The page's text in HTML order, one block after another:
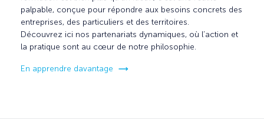
palpable, conçue pour répondre aux besoins concrets des
entreprises, des particuliers et des territoires.
Découvrez ici nos partenariats dynamiques, où l’action et
la pratique sont au cœur de notre philosophie.
En apprendre davantage